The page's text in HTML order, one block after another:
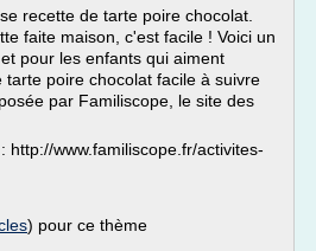
recette de tarte poire chocolat.
faite maison, c'est facile ! Voici un
pour les enfants qui aiment
tarte poire chocolat facile à suivre
par Familiscope, le site des
http://www.familiscope.fr/activites-
) pour ce thème